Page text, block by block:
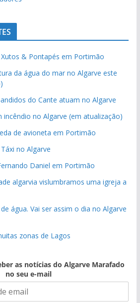
& Pontapés em Portimão
da água do mar no Algarve este
do Cante atuam no Algarve
no Algarve (em atualização)
de avioneta em Portimão
no Algarve
Daniel em Portimão
algarvia vislumbramos uma igreja a
água. Vai ser assim o dia no Algarve
zonas de Lagos
as notícias do Algarve Marafado
no seu e-mail